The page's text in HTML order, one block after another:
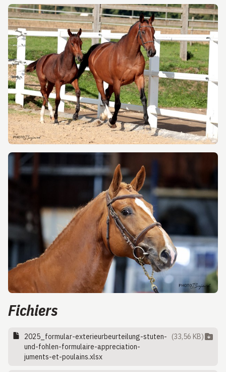
Fichiers
2025_formular-exterieurbeurteilung-stuten-
und-fohlen-formulaire-appreciation-
juments-et-poulains.xlsx
(33,56 KB)